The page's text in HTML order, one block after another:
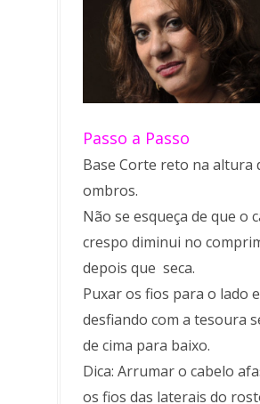
Passo a Passo
Base Corte reto na altura
ombros.
Não se esqueça de que o
crespo diminui no
depois que seca.
Puxar os fios para o lado
desfiando com a tesoura
de cima para baixo.
Dica: Arrumar o cabelo
os fios das laterais do